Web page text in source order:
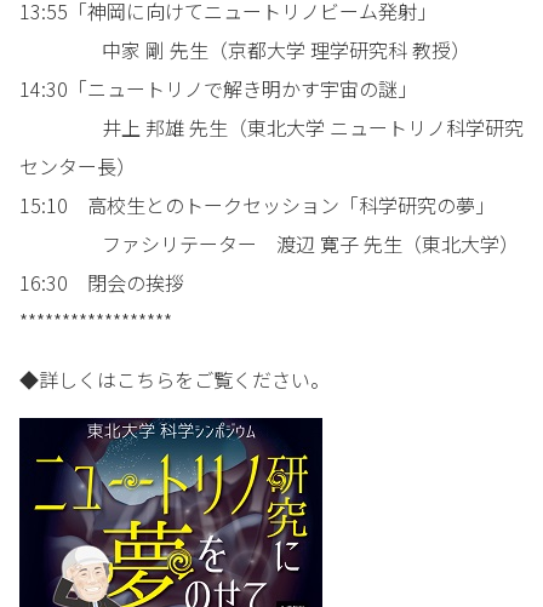
13:55「神岡に向けてニュートリノビーム発射」
中家 剛 先生（京都大学 理学研究科 教授）
14:30「ニュートリノで解き明かす宇宙の謎」
井上 邦雄 先生（東北大学 ニュートリノ科学研究
センター長）
15:10 高校生とのトークセッション「科学研究の夢」
ファシリテーター 渡辺 寛子 先生（東北大学）
16:30 閉会の挨拶
******************
◆詳しくはこちらをご覧ください。